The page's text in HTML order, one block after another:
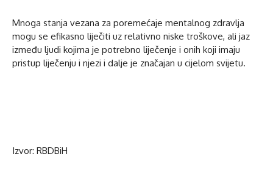
Mnoga stanja vezana za poremećaje mentalnog zdravlja
mogu se efikasno liječiti uz relativno niske troškove, ali jaz
između ljudi kojima je potrebno liječenje i onih koji imaju
pristup liječenju i njezi i dalje je značajan u cijelom svijetu.
Izvor: RBDBiH